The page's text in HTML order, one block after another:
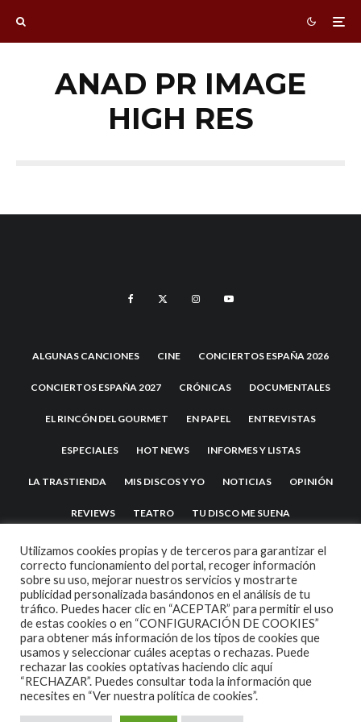
ANAD PR IMAGE
HIGH RES
ALGUNAS CANCIONES CINE CONCIERTOS ESPAÑA 2026
CONCIERTOS ESPAÑA 2027 CRÓNICAS DOCUMENTALES
EL RINCÓN DEL GOURMET EN PAPEL ENTREVISTAS
ESPECIALES HOT NEWS INFORMES Y LISTAS
LA TRASTIENDA MIS DISCOS Y YO NOTICIAS OPINIÓN
REVIEWS TEATRO TU DISCO ME SUENA
2007 COPYRIGHT -CODETIPITHEME
Utilizamos cookies propias y de terceros para garantizar el
correcto funcionamiento del portal, recoger información
sobre su uso, mejorar nuestros servicios y mostrarte
publicidad personalizada basándonos en el análisis de tu
tráfico. Puedes hacer clic en “ACEPTAR” para permitir el uso
de estas cookies o en “CONFIGURACIÓN DE COOKIES”
para obtener más información de los tipos de cookies que
usamos y seleccionar cuáles aceptas o rechazas. Puede
rechazar las cookies optativas haciendo clic aquí
“RECHAZAR”. Puedes consultar toda la información que
necesites en “Ver nuestra política de cookies”.